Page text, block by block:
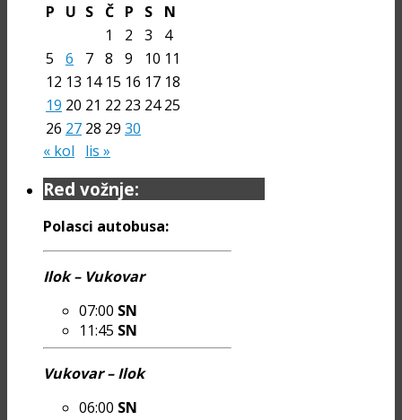
P
U S Č P S
N
1
2 3
4
5
6 7 8 9 10 11
12 13 14 15 16 17 18
19 20 21 22 23 24 25
26 27 28 29 30
« kol
lis »
Red vožnje:
Polasci autobusa:
Ilok – Vukovar
07:00 SN
11:45 SN
Vukovar – Ilok
06:00 SN